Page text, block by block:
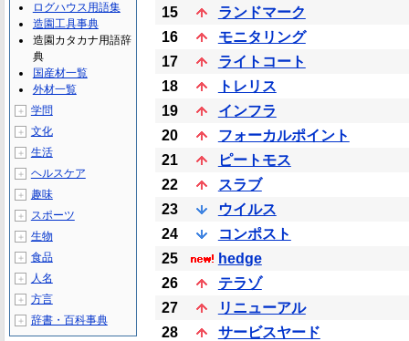
15
ランドマーク
16
モニタリング
17
ライトコート
18
トレリス
19
インフラ
20
フォーカルポイント
21
ピートモス
22
スラブ
23
ウイルス
24
コンポスト
25
hedge
26
テラゾ
27
リニューアル
28
サービスヤード
ログハウス用語集
造園工具事典
造園カタカナ用語辞
典
国産材一覧
外材一覧
＋ 学問
＋ 文化
＋ 生活
＋ ヘルスケア
＋ 趣味
＋ スポーツ
＋ 生物
＋ 食品
＋ 人名
＋ 方言
＋ 辞書・百科事典